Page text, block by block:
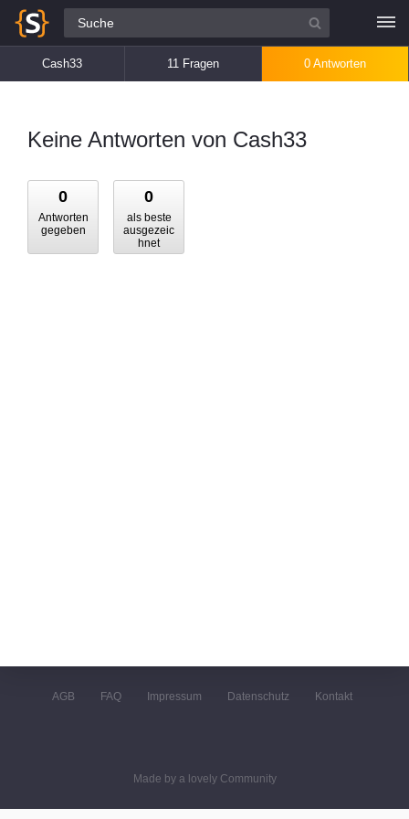
Alle Fragen
Cash33 11 Fragen 0 Antworten
Keine Antworten von Cash33
0
Antworten
gegeben
0
als beste
ausgezeic
hnet
AGB FAQ Impressum Datenschutz Kontakt
Made by a lovely Community